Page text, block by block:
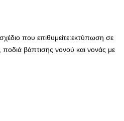
που επιθυμείτε:εκτύπωση σε
βάπτισης νονού και νονάς με